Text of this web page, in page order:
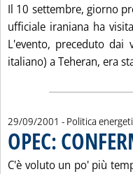
Il 10 settembre, giorno
ufficiale iraniana ha
L'evento, preceduto
italiano) a Teheran, era
29/09/2001 - Politica
OPEC:
C'è voluto un po' più